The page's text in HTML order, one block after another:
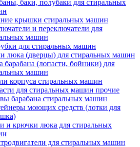
баки, полубаки для стиральных
крышки стиральных машин
и переключатели для
машин
для стиральных машин
люка (дверцы) для стиральных машин
барабана (лопасти, бойники) для
машин
корпуса стиральных машин
для стиральных машин прочие
барабана стиральных машин
моющих средств (лотки для
и крючки люка для стиральных
для стиральных машин